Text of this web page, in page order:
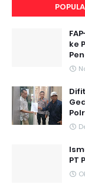
ke
PT